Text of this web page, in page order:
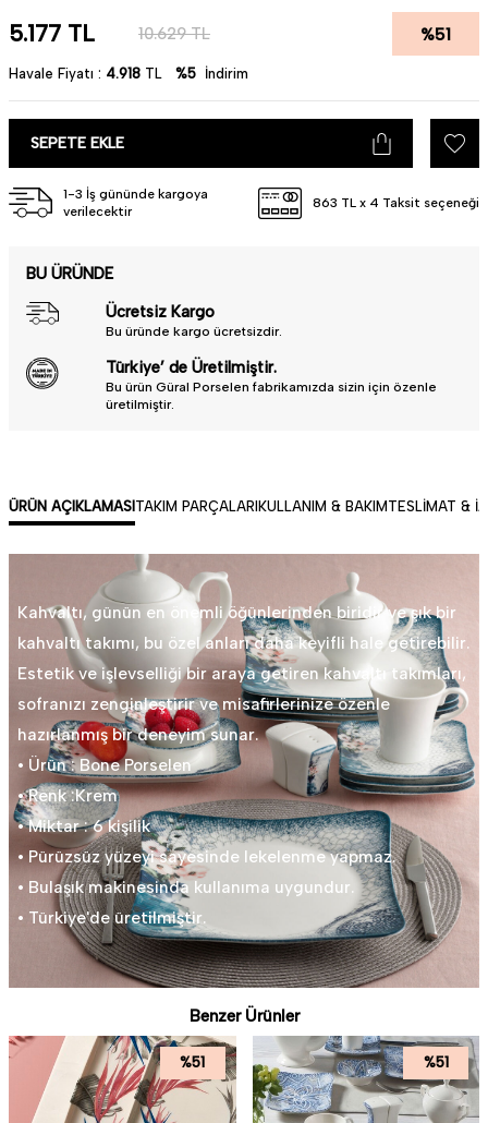
• Miktar : 6 kişilik
• Pürüzsüz yüzeyi sayesinde lekelenme yapmaz.
• Türkiye'de üretilmiştir.
5.177 TL 10.629TL %51
Havale Fiyatı : 4.918 TL %5 İndirim
SEPETE EKLE
1-3 İş gününde kargoya
verilecektir
863 TL x 4 Taksit seçeneği
BU ÜRÜNDE
Ücretsiz Kargo
Bu üründe kargo ücretsizdir.
Türkiye’ de Üretilmiştir.
Bu ürün Güral Porselen fabrikamızda sizin için özenle
üretilmiştir.
ÜRÜN AÇIKLAMASI TAKIM PARÇALARI KULLANIM & BAKIM TESLIMAT &
Kahvaltı, günün en önemli öğünlerinden biridir ve şık bir
kahvaltı takımı, bu özel anları daha keyifli hale getirebilir.
Estetik ve işlevselliği bir araya getiren kahvaltı takımları,
sofranızı zenginleştirir ve misafirlerinize özenle
hazırlanmış bir deneyim sunar.
• Ürün : Bone Porselen
• Renk :Krem
• Miktar : 6 kişilik
• Pürüzsüz yüzeyi sayesinde lekelenme yapmaz.
• Bulaşık makinesinda kullanıma uygundur.
• Türkiye'de üretilmiştir.
Benzer Ürünler
%51 %51